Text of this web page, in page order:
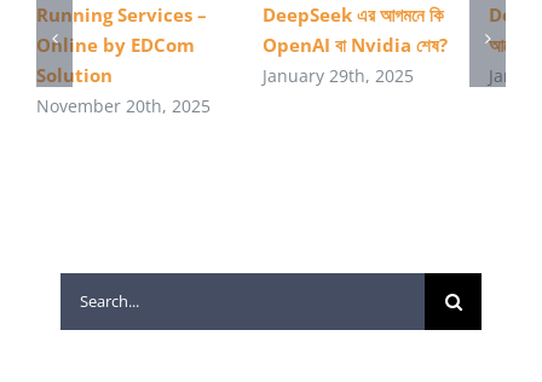
Running Services –
Online by EDCom
Solution
November 20th, 2025
DeepSeek এর আগমনে কি
OpenAI বা Nvidia শেষ?
January 29th, 2025
Search
for: